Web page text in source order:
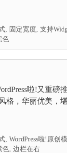
, 固定宽度,支持
色
啦!又重磅
格，华丽优美，
,WordPress啦!原创
色,边栏在右